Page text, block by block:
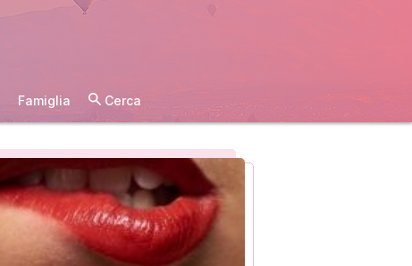
Famiglia Cerca